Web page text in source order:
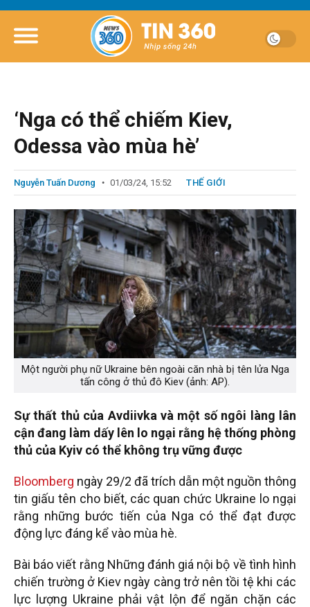
‘Nga có thể chiếm Kiev,
Odessa vào mùa hè’
Nguyễn Tuấn Dương 01/03/24, 15:52 THẾ GIỚI
Một người phụ nữ Ukraine bên ngoài căn nhà bị tên lửa Nga
tấn công ở thủ đô Kiev (ảnh: AP).
Sự thất thủ của Avdiivka và một số ngôi làng lân
cận đang làm dấy lên lo ngại rằng hệ thống phòng
thủ của Kyiv có thể không trụ vững được
Bloomberg ngày 29/2 đã trích dẫn một nguồn thông
tin giấu tên cho biết, các quan chức Ukraine lo ngại
rằng những bước tiến của Nga có thể đạt được
động lực đáng kể vào mùa hè.
Bài báo viết rằng Những đánh giá nội bộ về tình hình
chiến trường ở Kiev ngày càng trở nên tồi tệ khi các
lực lượng Ukraine phải vật lộn để ngăn chặn các